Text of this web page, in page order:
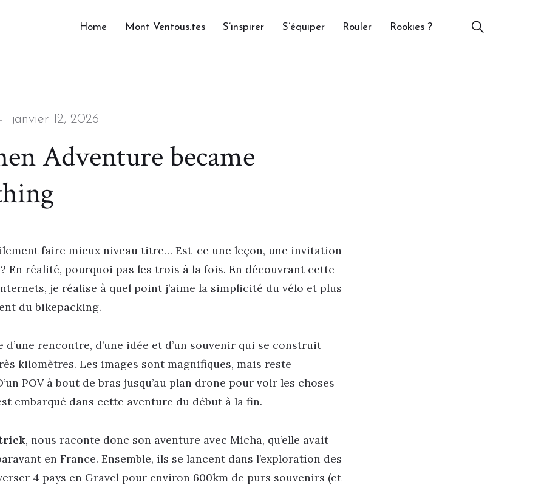
Home Mont Ventous.tes S’inspirer S’équiper Rouler Rookies ?
Posted
janvier 12, 2026
Adventure became
faire mieux niveau titre… Est-ce une leçon, une invitation
En réalité, pourquoi pas les trois à la fois. En découvrant cette
je réalise à quel point j’aime la simplicité du vélo et plus
du bikepacking.
d’une rencontre, d’une idée et d’un souvenir qui se construit
kilomètres. Les images sont magnifiques, mais reste
POV à bout de bras jusqu’au plan drone pour voir les choses
embarqué dans cette aventure du début à la fin.
, nous raconte donc son aventure avec Micha, qu’elle avait
en France. Ensemble, ils se lancent dans l’exploration des
4 pays en Gravel pour environ 600km de purs souvenirs (et